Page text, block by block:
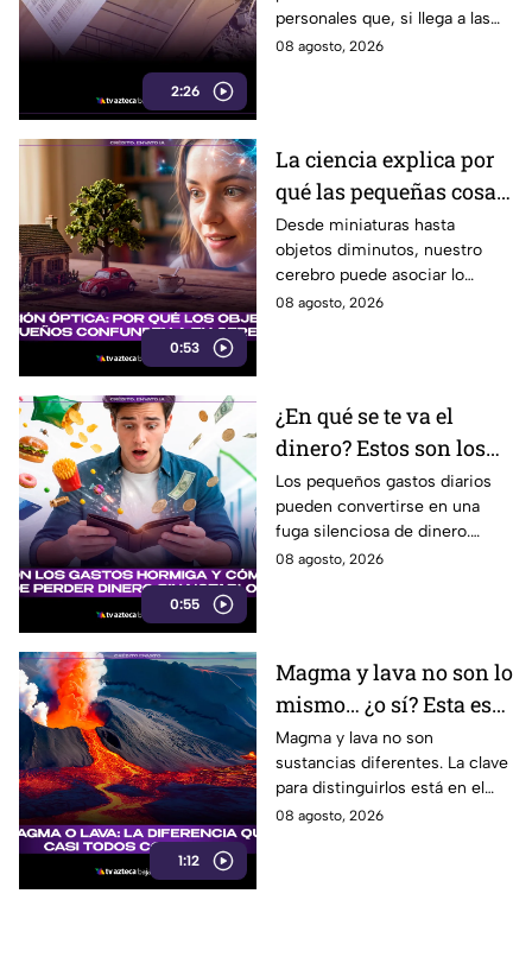
2:26
riesgo en Tijuana
personales que, si llega a las
manos equivocadas, podrían
08 agosto, 2026
0:53
La ciencia explica por
qué las pequeñas cosas
nos parecen tan
adorables
Desde miniaturas hasta
objetos diminutos, nuestro
cerebro puede asociar lo
pequeño con ternura,
08 agosto, 2026
0:55
¿En qué se te va el
dinero? Estos son los
gastos hormiga que
pueden vaciar tu
bolsillo
Los pequeños gastos diarios
pueden convertirse en una
fuga silenciosa de dinero.
Identificar los llamados gastos
08 agosto, 2026
1:12
Magma y lava no son lo
mismo… ¿o sí? Esta es
la explicación
Magma y lava no son
sustancias diferentes. La clave
para distinguirlos está en el
lugar donde se encuentra el
08 agosto, 2026